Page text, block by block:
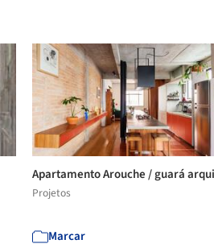
Apartamento Arouche / guará
Projetos
Marcar